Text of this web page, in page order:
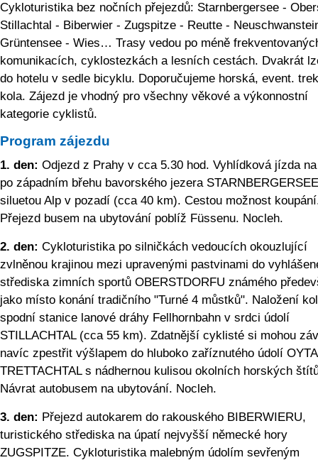
Cykloturistika bez nočních přejezdů: Starnbergersee -
Stillachtal - Biberwier - Zugspitze - Reutte -
Grüntensee - Wies… Trasy vedou po méně
komunikacích, cyklostezkách a lesních cestách. Dvakrát
do hotelu v sedle bicyklu. Doporučujeme horská, event.
kola. Zájezd je vhodný pro všechny věkové a výkonnostní
kategorie cyklistů.
Program zájezdu
1. den: Odjezd z Prahy v cca 5.30 hod. Vyhlídková jízda
po západním břehu bavorského jezera
siluetou Alp v pozadí (cca 40 km). Cestou možnost
Přejezd busem na ubytování poblíž Füssenu. Nocleh.
2. den: Cykloturistika po silničkách vedoucích okouzlující
zvlněnou krajinou mezi upravenými pastvinami do
střediska zimních sportů OBERSTDORFU známého
jako místo konání tradičního "Turné 4 můstků". Naložení
spodní stanice lanové dráhy Fellhornbahn v srdci údolí
STILLACHTAL (cca 55 km). Zdatnější cyklisté si mohou
navíc zpestřit výšlapem do hluboko zaříznutého údolí
TRETTACHTAL s nádhernou kulisou okolních horských
Návrat autobusem na ubytování. Nocleh.
3. den: Přejezd autokarem do rakouského BIBERWIERU,
turistického střediska na úpatí nejvyšší německé hory
ZUGSPITZE. Cykloturistika malebným údolím sevřeným